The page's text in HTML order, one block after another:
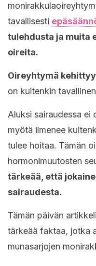
tavallisesti
tulehdusta ja muita
oireita.
Oireyhtymä
on kuitenkin
Aluksi sairaudessa ei
myötä ilmenee
tulee hoitaa. Tämän
hormonimuutosten
tärkeää, että
sairaudesta.
Tämän päivän
tärkeää faktaa, jotka
munasarjojen